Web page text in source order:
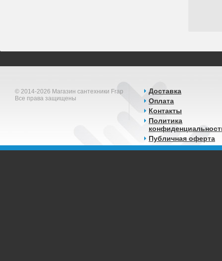
© 2014-2026 Магазин сантехники Frap
Все права защищены
Доставка
Оплата
Контакты
Политика
Публичная оферта